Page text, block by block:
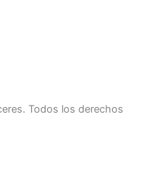
Todos los derechos